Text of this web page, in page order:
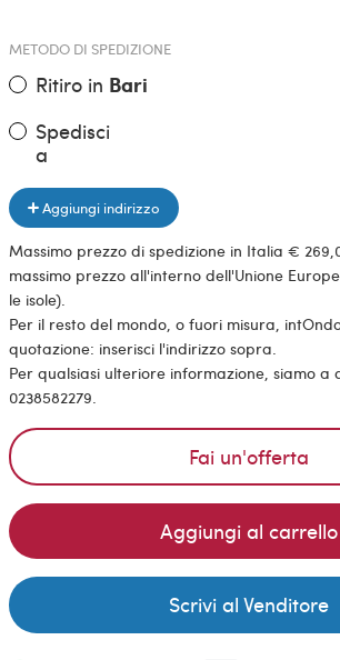
METODO DI SPEDIZIONE
Ritiro in Bari
Spedisci
a
Aggiungi indirizzo
Massimo prezzo di spedizione in Italia €
massimo prezzo all'interno dell'Unione
le isole).
Per il resto del mondo, o fuori misura,
quotazione: inserisci l'indirizzo sopra.
Per qualsiasi ulteriore informazione, siamo a
0238582279.
Fai un'offerta
Aggiungi al carrello
Scrivi al Venditore